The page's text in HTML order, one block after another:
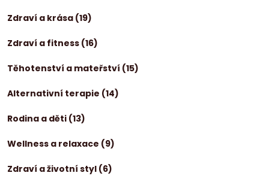
Zdraví a krása (19)
Zdraví a fitness (16)
Těhotenství a mateřství (15)
Alternativní terapie (14)
Rodina a děti (13)
Wellness a relaxace (9)
Zdraví a životní styl (6)